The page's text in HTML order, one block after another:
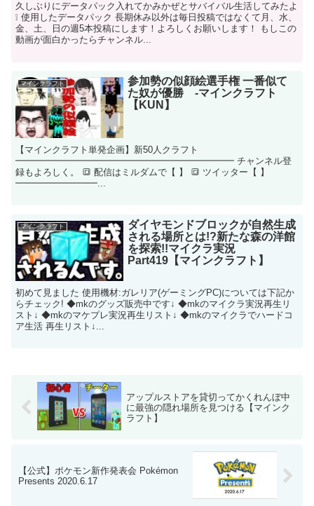
久しぶりにデータパック入れてかみかぜとサバイバル生活してみたよ
❕ 使用したデータパック 長期休み以外は毎日投稿ではなくて月、水、
金、土、日の週5本投稿にします！よろしくお願いします！ もしこの
動画が面白かったらチャンネル...
マインクラフト
参加勢の似顔絵選手権 一番似て
た奴が優勝 -マインクラフト
【KUN】
【マインクラフト単発企画】新50人クラフト
━━━━━━━━━━━━━━━━━━━━━━━━ チャンネル登
録もよろしく。 🔳 配信はミルダムで【 】 🔳 ツイッター【 】
━━━━━━━━━...
マインクラフト
ダイヤモンドブロックが自然生成
される場所とは!?新たな森の洋館
を探索!!マイクラ実況
Part419【マインクラフト】
初めて見ました 使用機材:ガレリア(​ゲーミングPC​)については下記か
らチェック! ◆mkのグッズ販売中です↓ ◆mkのマイクラ実況再生リ
スト↓ ◆mkのマケプレ実況再生リスト↓ ◆mkのマイクラでハードコ
ア生活 再生リスト↓...
アップルストアを貸切ってかくれんぼ中
に最強の隠れ場所を見つける【マインク
ラフト】
【公式】ポケモン新作発表会 Pokémon
Presents 2020.6.17